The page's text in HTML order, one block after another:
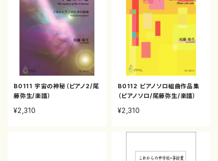
B0111 宇宙の神秘（ピアノ2/尾
藤弥生/楽譜）
¥2,310
B0112 ピアノソロ組曲作品集
（ピアノソロ/尾藤弥生/楽譜）
¥2,310